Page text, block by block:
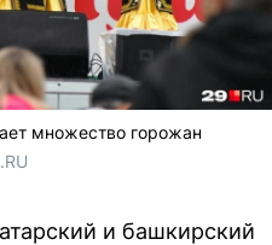
множество горожан
и башкирский